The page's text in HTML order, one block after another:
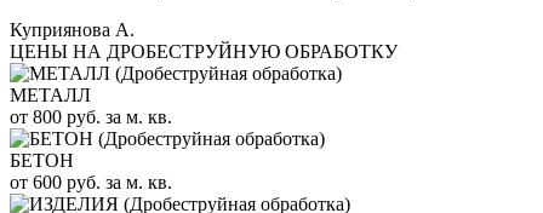
Куприянова А.
ЦЕНЫ НА ДРОБЕСТРУЙНУЮ ОБРАБОТКУ
МЕТАЛЛ
от 800 руб. за м. кв.
БЕТОН
от 600 руб. за м. кв.